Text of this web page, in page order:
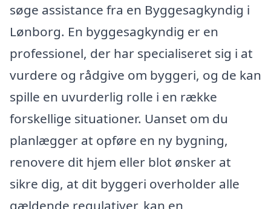
søge assistance fra en Byggesagkyndig i
Lønborg. En byggesagkyndig er en
professionel, der har specialiseret sig i at
vurdere og rådgive om byggeri, og de kan
spille en uvurderlig rolle i en række
forskellige situationer. Uanset om du
planlægger at opføre en ny bygning,
renovere dit hjem eller blot ønsker at
sikre dig, at dit byggeri overholder alle
gældende regulativer, kan en